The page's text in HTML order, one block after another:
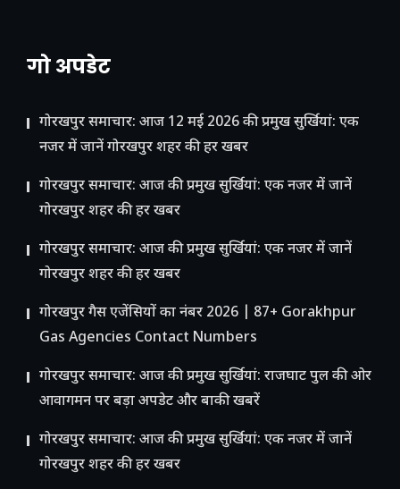
गो अपडेट
गोरखपुर समाचार: आज 12 मई 2026 की प्रमुख सुर्खियां: एक
नजर में जानें गोरखपुर शहर की हर खबर
गोरखपुर समाचार: आज की प्रमुख सुर्खियां: एक नजर में जानें
गोरखपुर शहर की हर खबर
गोरखपुर समाचार: आज की प्रमुख सुर्खियां: एक नजर में जानें
गोरखपुर शहर की हर खबर
गोरखपुर गैस एजेंसियों का नंबर 2026 | 87+ Gorakhpur
Gas Agencies Contact Numbers
गोरखपुर समाचार: आज की प्रमुख सुर्खियां: राजघाट पुल की ओर
आवागमन पर बड़ा अपडेट और बाकी खबरें
गोरखपुर समाचार: आज की प्रमुख सुर्खियां: एक नजर में जानें
गोरखपुर शहर की हर खबर